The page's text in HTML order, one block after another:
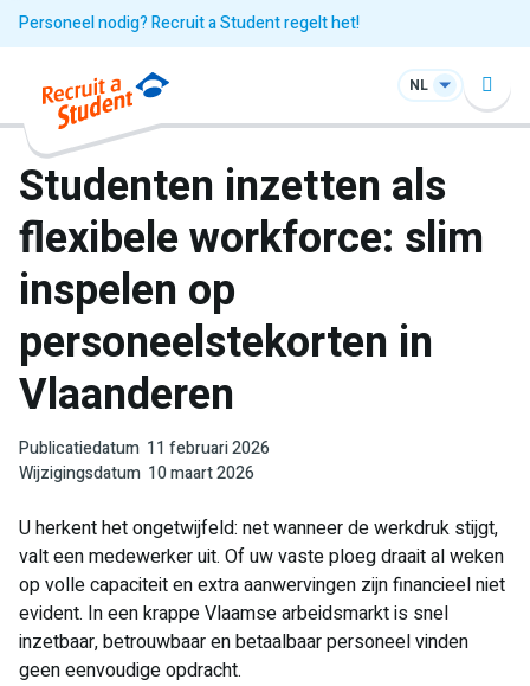
Personeel nodig? Recruit a Student regelt het!
NL
Studenten inzetten als
flexibele workforce: slim
inspelen op
personeelstekorten in
Vlaanderen
Publicatiedatum 11 februari 2026
Wijzigingsdatum 10 maart 2026
U herkent het ongetwijfeld: net wanneer de werkdruk stijgt,
valt een medewerker uit. Of uw vaste ploeg draait al weken
op volle capaciteit en extra aanwervingen zijn financieel niet
evident. In een krappe Vlaamse arbeidsmarkt is snel
inzetbaar, betrouwbaar en betaalbaar personeel vinden
geen eenvoudige opdracht.